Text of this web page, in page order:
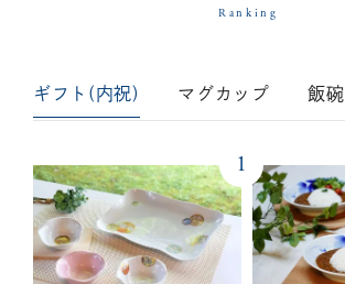
Ranking
ギフト(内祝) マグカップ 飯碗
1